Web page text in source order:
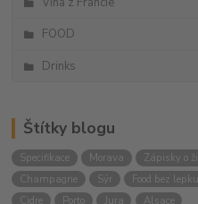
FOOD
Drinks
Štítky blogu
Specifikace Morava Zápisky o
Champagne
Sýr Food bez lepku
Cidre
Porto Jura Alsace